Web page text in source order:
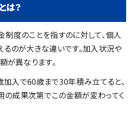
は？
度のことを指すのに対して、個人
のが大きな違いです。加入状況や
が異なります。
加入で60歳まで30年積み立てると、
の成果次第でこの金額が変わってく